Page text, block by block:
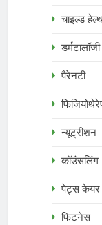
चाइल्ड
डर्मटालॉजी
पैरेनटी
न्यूट्रीशन
कॉउंसलिंग
पेट्स केयर
फिटनेस